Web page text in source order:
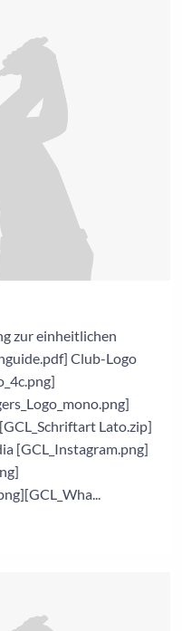
zur einheitlichen
Club-Logo
Lato.zip]
[GCL_Instagram.png]